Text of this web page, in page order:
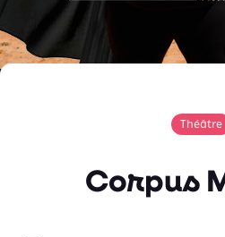
Théâtre
Corpus